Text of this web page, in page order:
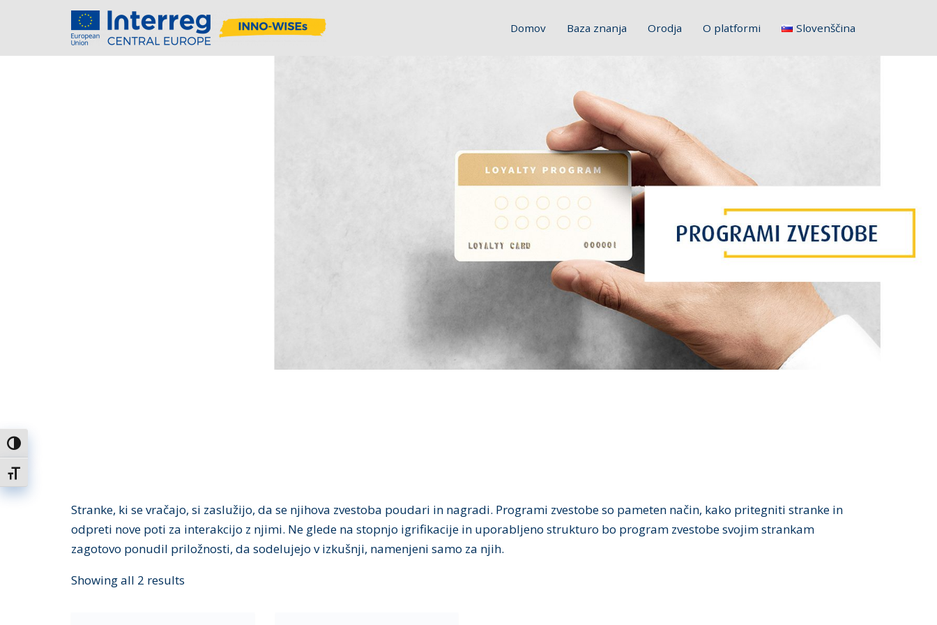
Toggle High Contrast
Toggle Font size
Domov Baza znanja Orodja O platformi Slovenščina
Deutsch
Italiano
Polski
Stranke, ki se vračajo, si zaslužijo, da se njihova zvestoba poudari in nagradi. Programi zvestobe so pameten način, kako pritegniti stranke in
odpreti nove poti za interakcijo z njimi. Ne glede na stopnjo igrifikacije in uporabljeno strukturo bo program zvestobe svojim strankam
zagotovo ponudil priložnosti, da sodelujejo v izkušnji, namenjeni samo za njih.
Showing all 2 results